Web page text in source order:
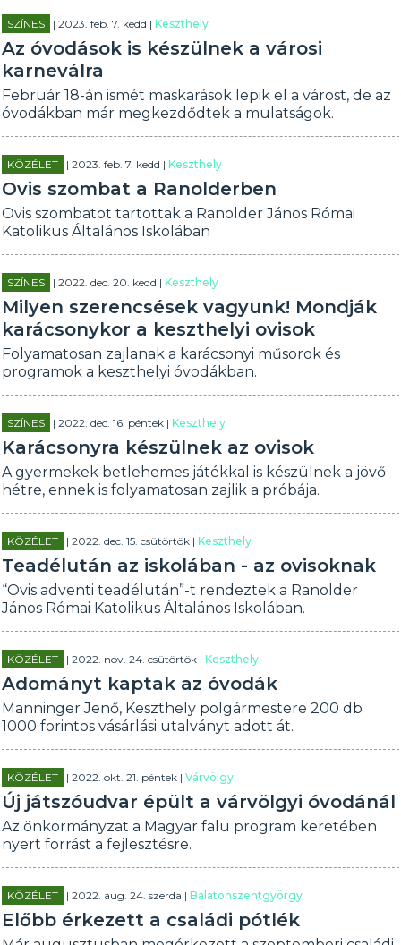
SZÍNES | 2023. feb. 7. kedd |Keszthely
Az óvodások is készülnek a városi
karneválra
Február 18-án ismét maskarások lepik el a várost, de az
óvodákban már megkezdődtek a mulatságok.
KÖZÉLET | 2023. feb. 7. kedd |Keszthely
Ovis szombat a Ranolderben
Ovis szombatot tartottak a Ranolder János Római
Katolikus Általános Iskolában
SZÍNES | 2022. dec. 20. kedd |Keszthely
Milyen szerencsések vagyunk! Mondják
karácsonykor a keszthelyi ovisok
Folyamatosan zajlanak a karácsonyi műsorok és
programok a keszthelyi óvodákban.
SZÍNES | 2022. dec. 16. péntek |Keszthely
Karácsonyra készülnek az ovisok
A gyermekek betlehemes játékkal is készülnek a jövő
hétre, ennek is folyamatosan zajlik a próbája.
KÖZÉLET | 2022. dec. 15. csütörtök |Keszthely
Teadélután az iskolában - az ovisoknak
“Ovis adventi teadélután”-t rendeztek a Ranolder
János Római Katolikus Általános Iskolában.
KÖZÉLET | 2022. nov. 24. csütörtök |Keszthely
Adományt kaptak az óvodák
Manninger Jenő, Keszthely polgármestere 200 db
1000 forintos vásárlási utalványt adott át.
KÖZÉLET | 2022. okt. 21. péntek |Várvölgy
Új játszóudvar épült a várvölgyi óvodánál
Az önkormányzat a Magyar falu program keretében
nyert forrást a fejlesztésre.
KÖZÉLET | 2022. aug. 24. szerda |Balatonszentgyörgy
Előbb érkezett a családi pótlék